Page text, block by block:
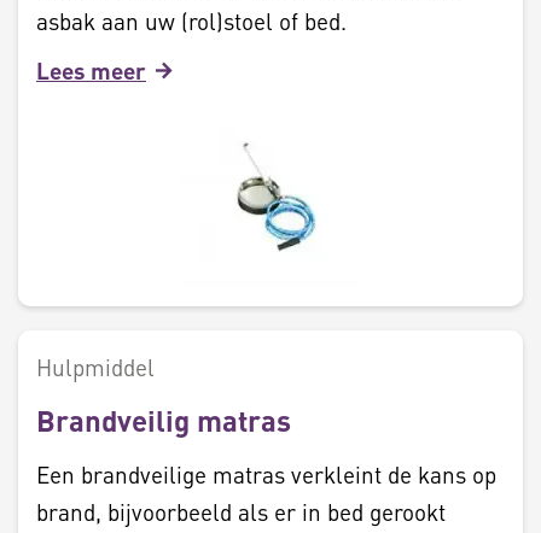
asbak aan uw (rol)stoel of bed.
Lees meer
Hulpmiddel
Brandveilig matras
Een brandveilige matras verkleint de kans op
brand, bijvoorbeeld als er in bed gerookt